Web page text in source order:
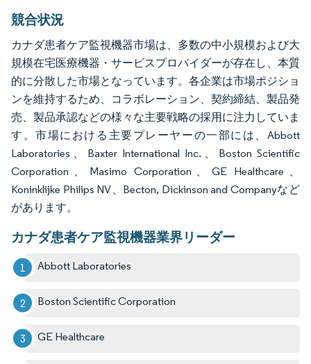
競合状況
カナダ患者ケア監視機器市場は、多数の中小規模および大
規模在宅医療機器・サービスプロバイダーが存在し、本質
的に分散した市場となっています。各企業は市場ポジショ
ンを維持するため、コラボレーション、契約締結、製品発
売、製品承認などの様々な主要戦略の採用に注力していま
す。市場における主要プレーヤーの一部には、Abbott
Laboratories、Baxter International Inc.、Boston Scientific
Corporation、Masimo Corporation、GE Healthcare、
Koninklijke Philips NV、Becton, Dickinson and Companyなど
があります。
カナダ患者ケア監視機器業界リーダー
Abbott Laboratories
Boston Scientific Corporation
GE Healthcare